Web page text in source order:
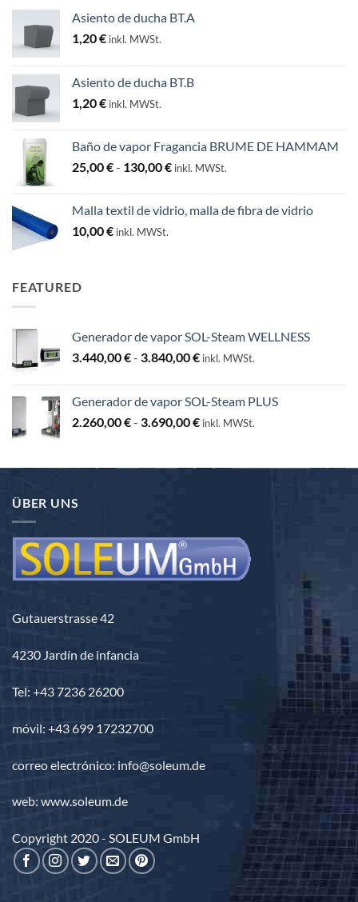
Asiento de ducha BT.A
1,20€ inkl. MWSt.
Asiento de ducha BT.B
1,20€ inkl. MWSt.
Baño de vapor Fragancia BRUME DE HAMMAM
25,00€- 130,00€Rango
desde
inkl. MWSt.
Malla textil de vidrio, malla de fibra de vidrio
10,00€ inkl. MWSt.
FEATURED
Generador de vapor SOL-Steam WELLNESS
3.440,00€- 3.840,00€Rango
desde
3.440,00 €
inkl. MWSt.
Generador de vapor SOL-Steam PLUS
2.260,00€- 3.690,00€Rango
desde
inkl. MWSt.
ÜBER UNS
Gutauerstrasse 42
4230 Jardín de infancia
Tel: +43 7236 26200
móvil: +43 699 17232700
correo electrónico: info@soleum.de
web: www.soleum.de
Copyright 2020 - SOLEUM GmbH